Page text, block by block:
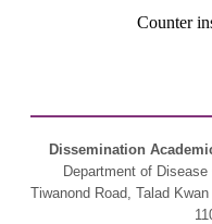
Counter
Dissemination
Department of
Tiwanond Road, Talad